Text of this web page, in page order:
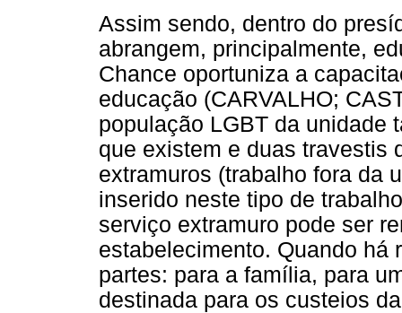
Assim sendo, dentro do
abrangem, principalmente,
Chance oportuniza a
educação (CARVALHO;
população LGBT da unidade
que existem e duas travestis
extramuros (trabalho fora da
inserido neste tipo de
serviço extramuro pode ser
estabelecimento. Quando há
partes: para a família, para
destinada para os custeios